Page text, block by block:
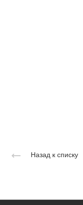
Назад к списку